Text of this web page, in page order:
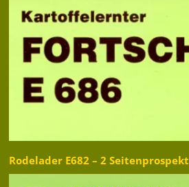
Rodelader E682 – 2 Seitenprospekt